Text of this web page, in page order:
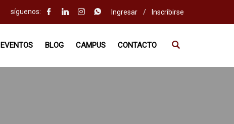
síguenos: Ingresar / Inscribirse
EVENTOS BLOG CAMPUS CONTACTO